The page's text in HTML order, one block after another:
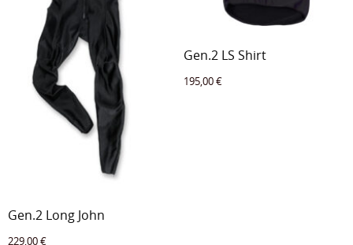
Gen.2 Long John
229,00€
Gen.2 LS Shirt
195,00€